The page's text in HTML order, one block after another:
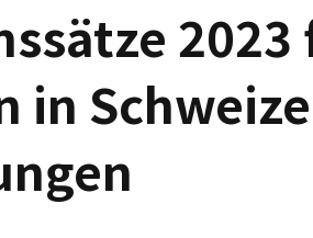
2023
in